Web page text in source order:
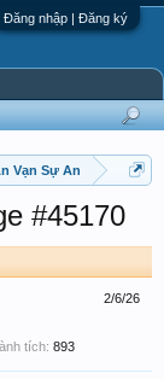
Đăng nhập | Đăng ký
Vạn Sự An
#45170
2/6/26
tích: 893